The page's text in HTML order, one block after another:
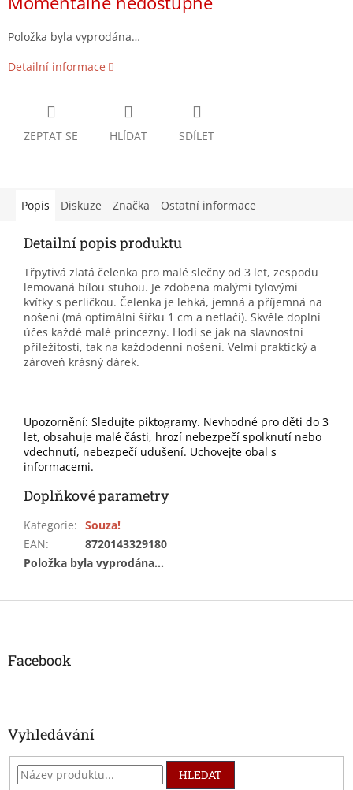
cena:
Položka byla vyprodána…
Detailní informace
ZEPTAT SE HLÍDAT SDÍLET
Popis Diskuze Značka Ostatní informace
Detailní popis produktu
Třpytivá zlatá čelenka pro malé slečny od 3 let, zespodu
lemovaná bílou stuhou. Je zdobena malými tylovými
kvítky s perličkou. Čelenka je lehká, jemná a příjemná na
nošení (má optimální šířku 1 cm a netlačí). Skvěle doplní
účes každé malé princezny. Hodí se jak na slavnostní
příležitosti, tak na každodenní nošení. Velmi praktický a
zároveň krásný dárek.
Upozornění: Sledujte piktogramy. Nevhodné pro děti do 3
let, obsahuje malé části, hrozí nebezpečí spolknutí nebo
vdechnutí, nebezpečí udušení. Uchovejte obal s
informacemi.
Doplňkové parametry
Kategorie: Souza!
EAN:
8720143329180
Položka byla vyprodána…
Z
Facebook
Vyhledávání
HLEDAT